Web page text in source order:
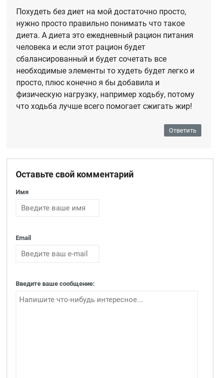
Похудеть без диет на мой достаточно просто,
нужно просто правильно понимать что такое
диета. А диета это ежедневный рацион питания
человека и если этот рацион будет
сбалансированный и будет сочетать все
необходимые элементы то худеть будет легко и
просто, плюс конечно я бы добавила и
физическую нагрузку, например ходьбу, потому
что ходьба лучше всего помогает сжигать жир!
Ответить
Оставьте свой комментарий
Имя
Email
Введите ваше сообщение: